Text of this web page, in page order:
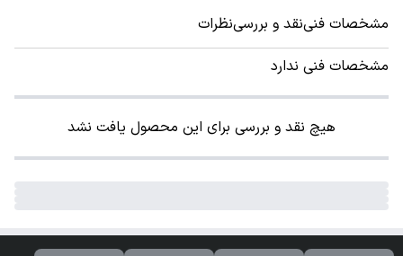
مشخصات فنینقد و بررسینظرات
مشخصات فنی ندارد
هیچ نقد و بررسی برای این محصول یافت نشد